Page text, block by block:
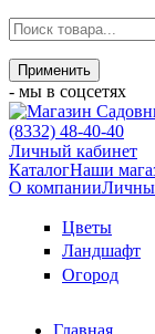
- мы в соцсетях
(8332) 48-40-40
Личный кабинет
КаталогНаши
О компании
Цветы
Ландшафт
Огород
Главная